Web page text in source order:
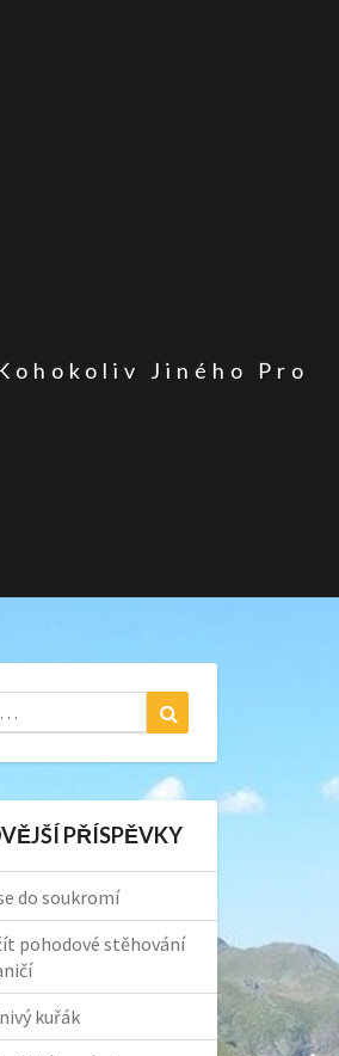
Jiného Pro
PŘÍSPĚVKY
do soukromí
pohodové stěhování
kuřák